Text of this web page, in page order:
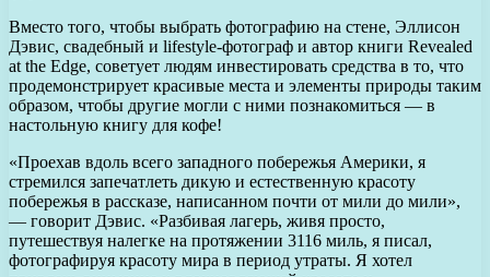
Вместо того, чтобы выбрать фотографию на стене, Эллисон
Дэвис, свадебный и lifestyle-фотограф и автор книги Revealed
at the Edge, советует людям инвестировать средства в то, что
продемонстрирует красивые места и элементы природы таким
образом, чтобы другие могли с ними познакомиться — в
настольную книгу для кофе!
«Проехав вдоль всего западного побережья Америки, я
стремился запечатлеть дикую и естественную красоту
побережья в рассказе, написанном почти от мили до мили»,
— говорит Дэвис. «Разбивая лагерь, живя просто,
путешествуя налегке на протяжении 3116 миль, я писал,
фотографируя красоту мира в период утраты. Я хотел